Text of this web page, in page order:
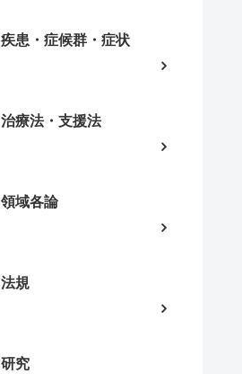
疾患・症候群・症状
治療法・支援法
領域各論
法規
研究